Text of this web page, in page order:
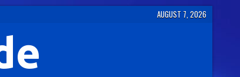
AUGUST 7, 2026